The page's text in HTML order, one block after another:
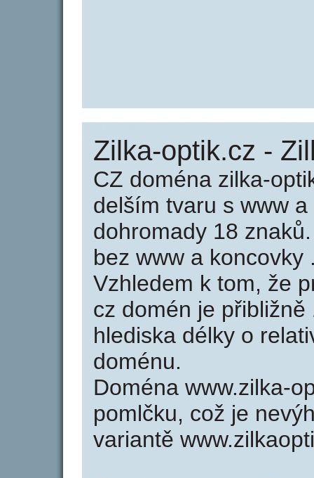
Zilka-optik.cz -
CZ doména zilka-
delším tvaru s www
dohromady 18
bez www a koncovky
Vzhledem k tom, že
cz domén je
hlediska délky o
doménu.
Doména www.zilka-
pomlčku, což je
variantě